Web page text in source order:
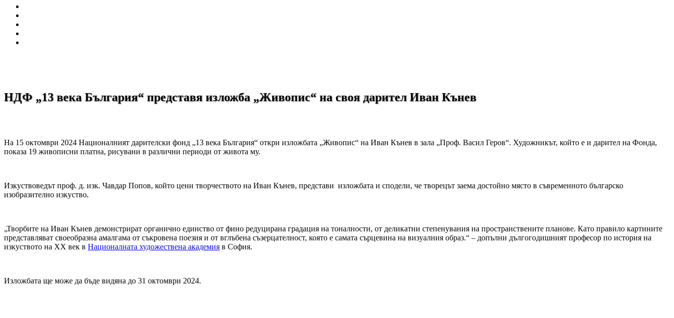
НДФ „13 века България“ представя изложба „Живопис“ на своя дарител Иван Кънев
На 15 октомври 2024 Националният дарителски фонд „13 века България“ откри изложбата „Живопис“ на Иван Кънев в зала „Проф. Васил Геров“. Художникът, който е и дарител на Фонда,
показа 19 живописни платна, рисувани в различни периоди от живота му.
Изкуствоведът проф. д. изк. Чавдар Попов, който цени творчеството на Иван Кънев, представи изложбата и сподели, че творецът заема достойно място в съвременното българско
изобразително изкуство.
„Творбите на Иван Кънев демонстрират органично единство от фино редуцирана градация на тоналности, от деликатни степенувания на пространствените планове. Като правило картините
представляват своеобразна амалгама от съкровена поезия и от вглъбена съзерцателност, която е самата сърцевина на визуалния образ.“ – допълни дългогодишният професор по история на
изкуството на XX век в Националната художествена академия в София.
Изложбата ще може да бъде видяна до 31 октомври 2024.